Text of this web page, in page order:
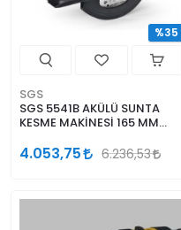
SGS
SGS 5541B AKÜLÜ SUNTA
KESME MAKİNESİ 165 MM
4.053,75 6.236,53
%35